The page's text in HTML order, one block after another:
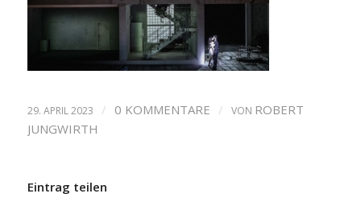
29. APRIL 2023 / 0 KOMMENTARE / VON ROBERT
JUNGWIRTH
Eintrag teilen